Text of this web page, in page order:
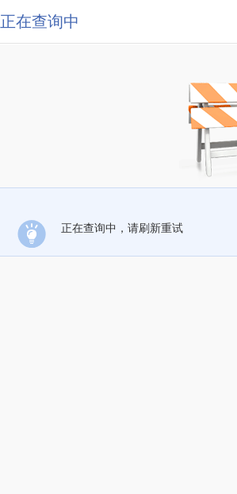
正在查询中
正在查询中，请刷新重试